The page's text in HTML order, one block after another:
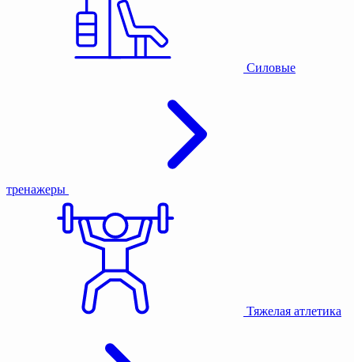
Силовые
тренажеры
Тяжелая атлетика